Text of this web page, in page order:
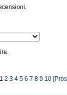
12 3 4 5 6 7 8 9 10